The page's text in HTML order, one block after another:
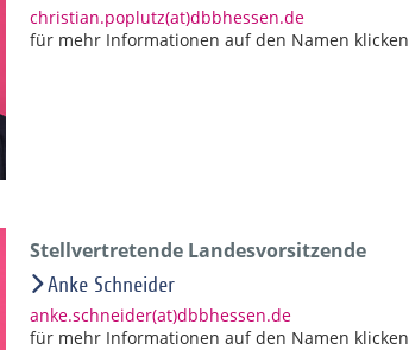
christian.poplutz(at)dbbhessen.de
für mehr Informationen auf den Namen klicken
Stellvertretende Landesvorsitzende
Anke Schneider
anke.schneider(at)dbbhessen.de
für mehr Informationen auf den Namen klicken